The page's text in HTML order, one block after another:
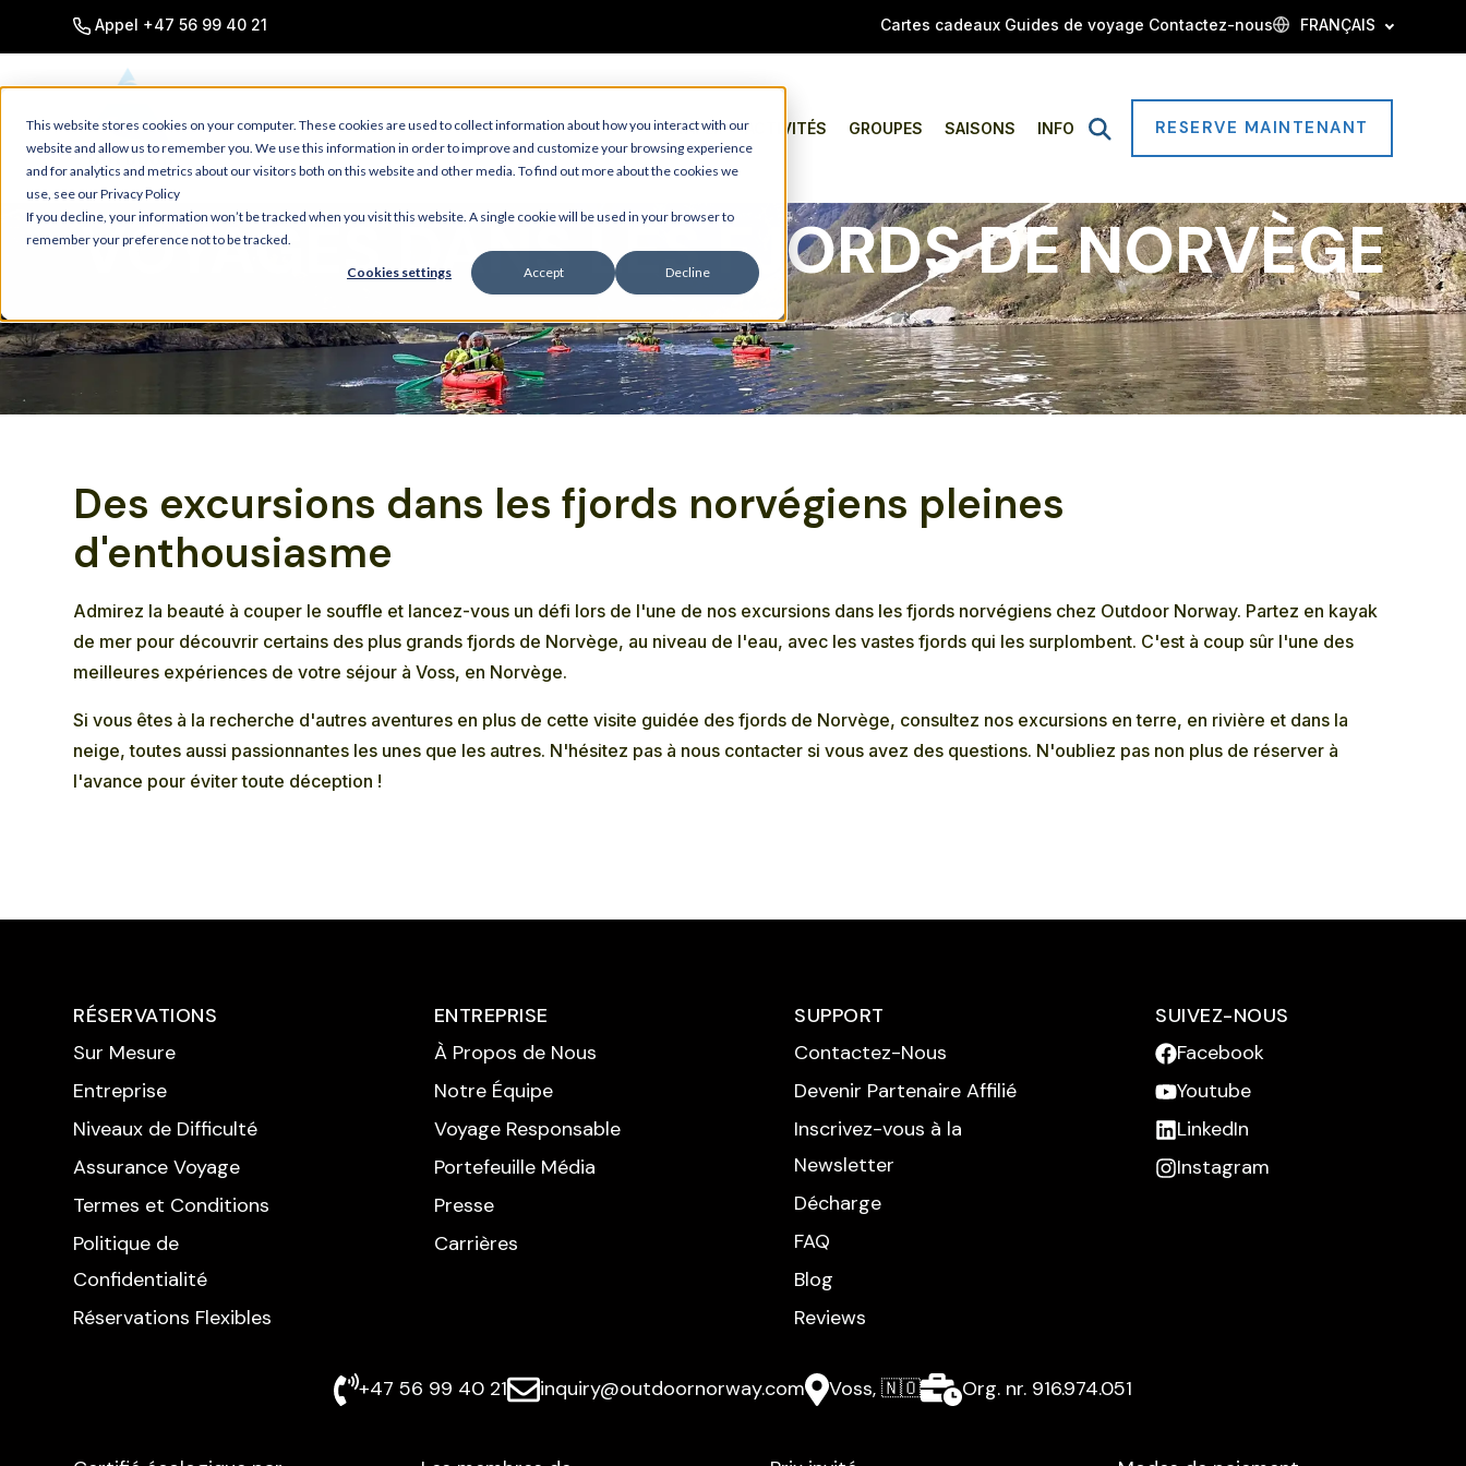
This website stores cookies on your computer. These cookies are used to collect information about how you interact with our
website and allow us to remember you. We use this information in order to improve and customize your browsing experience
and for analytics and metrics about our visitors both on this website and other media. To find out more about the cookies we
use, see our Privacy Policy
If you decline, your information won’t be tracked when you visit this website. A single cookie will be used in your browser to
remember your preference not to be tracked.
Cookies settings Accept Decline
Appel +47 56 99 40 21 Cartes cadeaux Guides de voyage Contactez-nous FRANÇAIS
TAPER ACTIVITÉS GROUPES SAISONS INFO
Open
Search
RESERVE MAINTENANT
VOYAGES DANS LES FJORDS DE NORVÈGE
Des excursions dans les fjords norvégiens pleines
d'enthousiasme
Admirez la beauté à couper le souffle et lancez-vous un défi lors de l'une de nos excursions dans les fjords norvégiens chez Outdoor Norway. Partez en kayak
de mer pour découvrir certains des plus grands fjords de Norvège, au niveau de l'eau, avec les vastes fjords qui les surplombent. C'est à coup sûr l'une des
meilleures expériences de votre séjour à Voss, en Norvège.
Si vous êtes à la recherche d'autres aventures en plus de cette visite guidée des fjords de Norvège, consultez nos excursions en terre, en rivière et dans la
neige, toutes aussi passionnantes les unes que les autres. N'hésitez pas à nous contacter si vous avez des questions. N'oubliez pas non plus de réserver à
l'avance pour éviter toute déception !
RÉSERVATIONS
Sur Mesure
Entreprise
Niveaux de Difficulté
Assurance Voyage
Termes et Conditions
Politique de
Confidentialité
Réservations Flexibles
ENTREPRISE
À Propos de Nous
Notre Équipe
Voyage Responsable
Portefeuille Média
Presse
Carrières
SUPPORT
Contactez-Nous
Devenir Partenaire Affilié
Inscrivez-vous à la
Newsletter
Décharge
FAQ
Blog
Reviews
SUIVEZ-NOUS
Facebook
Youtube
LinkedIn
Instagram
+47 56 99 40 21 inquiry@outdoornorway.com Voss, 🇳🇴 Org. nr. 916.974.051